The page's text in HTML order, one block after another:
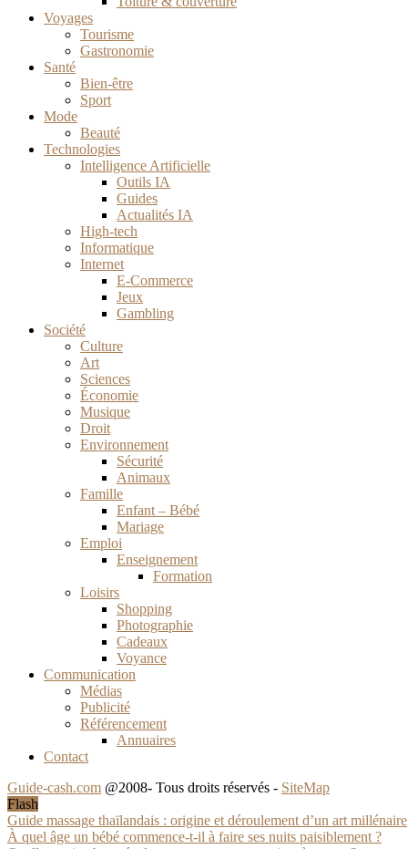
Voyages
Tourisme
Gastronomie
Santé
Bien-être
Sport
Mode
Beauté
Technologies
Intelligence Artificielle
Outils IA
Guides
Actualités IA
High-tech
Informatique
Internet
E-Commerce
Jeux
Gambling
Société
Culture
Art
Sciences
Économie
Musique
Droit
Environnement
Sécurité
Animaux
Famille
Enfant – Bébé
Mariage
Emploi
Enseignement
Formation
Loisirs
Shopping
Photographie
Cadeaux
Voyance
Communication
Médias
Publicité
Référencement
Annuaires
Contact
Guide-cash.com @2008- Tous droits réservés - SiteMap
Flash
Guide massage thaïlandais : origine et déroulement d’un art millénaire
À quel âge un bébé commence-t-il à faire ses nuits paisiblement ?